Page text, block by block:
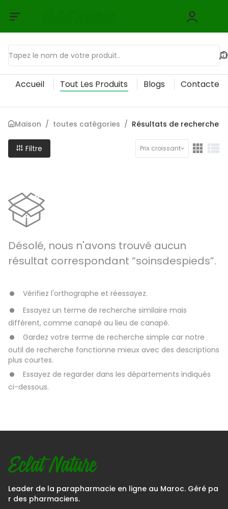
Accueil Tout Les Produits Blogs
Maison / toutes catégories / Résultats de recherche
Filtre Prix croissant
Désolé, nous n'avons trouvé aucun
résultat correspondant “soinsdespieds”.
Vérifiez l'orthographe et réessayez.
Essayez un terme de recherche similaire mais
différent, comme canapé au lieu de canapé.
Gardez votre terme de recherche simple car notre
outil de recherche fonctionne mieux avec des descriptions
plus courtes.
Essayez de regarder dans les départements indiqués
ci-dessous.
Leader de la parapharmacie en ligne au Maroc. Géré pa
r des pharmaciens.